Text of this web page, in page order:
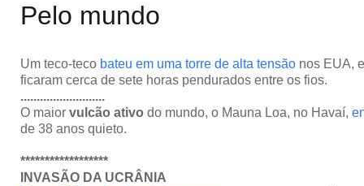
Pelo mundo
Um teco-teco bateu em uma torre de alta tensão nos EUA,
ficaram cerca de sete horas pendurados entre os fios.
..........................
O maior vulcão ativo do mundo, o Mauna Loa, no Havaí,
de 38 anos quieto.
******************
INVASÃO DA UCRÂNIA